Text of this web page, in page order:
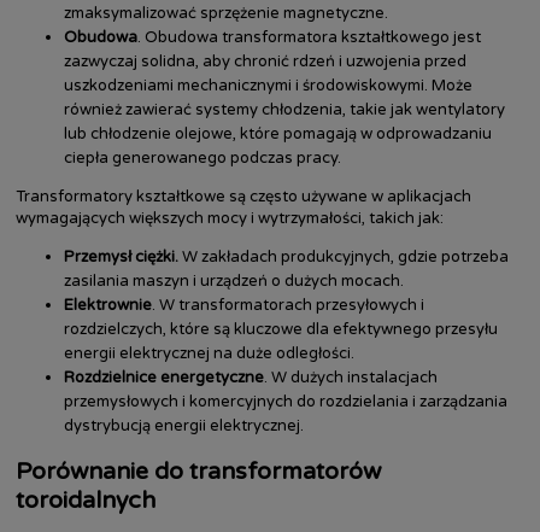
zmaksymalizować sprzężenie magnetyczne.
Obudowa. Obudowa transformatora kształtkowego jest
zazwyczaj solidna, aby chronić rdzeń i uzwojenia przed
uszkodzeniami mechanicznymi i środowiskowymi. Może
również zawierać systemy chłodzenia, takie jak wentylatory
lub chłodzenie olejowe, które pomagają w odprowadzaniu
ciepła generowanego podczas pracy.
Transformatory kształtkowe są często używane w aplikacjach
wymagających większych mocy i wytrzymałości, takich jak:
Przemysł ciężki.W zakładach produkcyjnych, gdzie potrzeba
zasilania maszyn i urządzeń o dużych mocach.
Elektrownie. W transformatorach przesyłowych i
rozdzielczych, które są kluczowe dla efektywnego przesyłu
energii elektrycznej na duże odległości.
Rozdzielnice energetyczne. W dużych instalacjach
przemysłowych i komercyjnych do rozdzielania i zarządzania
dystrybucją energii elektrycznej.
Porównanie do transformatorów
toroidalnych